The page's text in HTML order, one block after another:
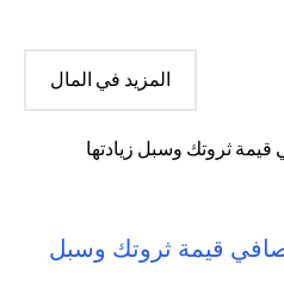
المزيد في المال
صافي قيمة ثروتك وسبل